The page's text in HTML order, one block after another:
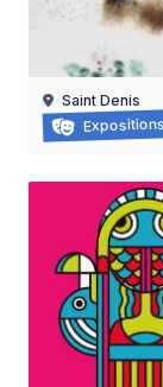
Grapzëtwal
30/05/
Saint Denis